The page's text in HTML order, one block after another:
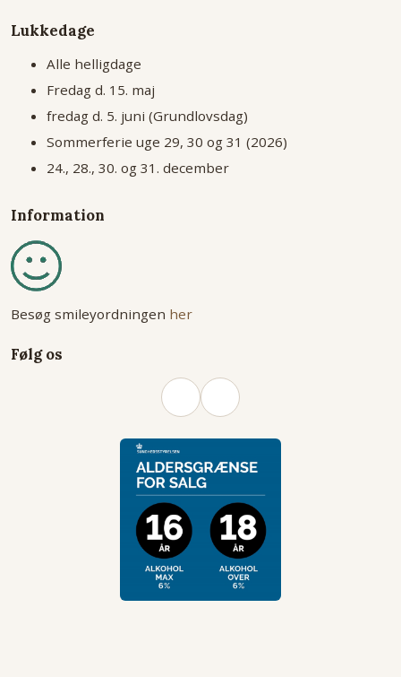
Lukkedage
Alle helligdage
Fredag d. 15. maj
fredag d. 5. juni (Grundlovsdag)
Sommerferie uge 29, 30 og 31 (2026)
24., 28., 30. og 31. december
Information
Besøg smileyordningen her
Følg os